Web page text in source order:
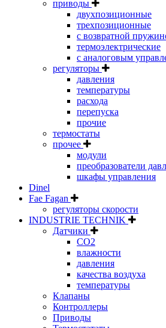
приводы
двухпозиционные
трехпозиционные
с возвратной
термоэлектрические
с аналоговым
регуляторы
давления
температуры
расхода
перепуска
прочие
термостаты
прочее
модули
преобразователи
шкафы управления
Dinel
Fae Fagan
регуляторы скорости
INDUSTRIE TECHNIK
Датчики
CO2
влажности
давления
качества воздуха
температуры
Клапаны
Контроллеры
Приводы